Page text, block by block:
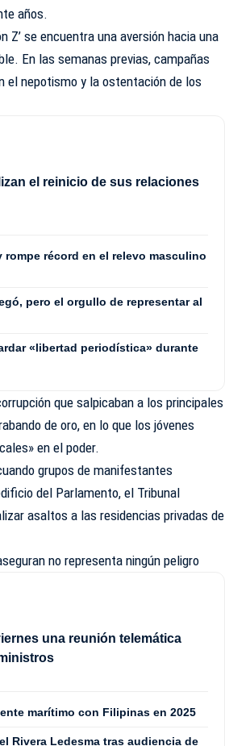
años.
Z’ se encuentra una aversión hacia una
En las semanas previas, campañas
el nepotismo y la ostentación de los
el reinicio de sus relaciones
récord en el relevo masculino
pero el orgullo de representar al
«libertad periodística» durante
que salpicaban a los principales
de oro, en lo que los jóvenes
en el poder.
grupos de manifestantes
del Parlamento, el Tribunal
asaltos a las residencias privadas de
no representa ningún peligro
una reunión telemática
marítimo con Filipinas en 2025
Rivera Ledesma tras audiencia de